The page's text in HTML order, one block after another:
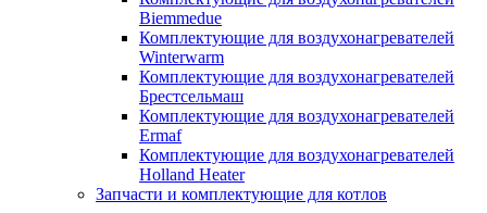
Biemmedue
Комплектующие для воздухонагревателей
Winterwarm
Комплектующие для воздухонагревателей
Брестсельмаш
Комплектующие для воздухонагревателей
Ermaf
Комплектующие для воздухонагревателей
Holland Heater
Запчасти и комплектующие для котлов